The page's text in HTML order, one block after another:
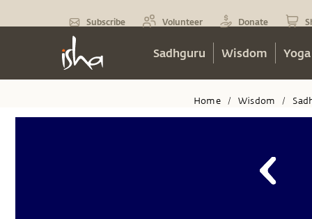
Subscribe Volunteer Donate
Sadhguru Wisdom
Home / Wisdom /